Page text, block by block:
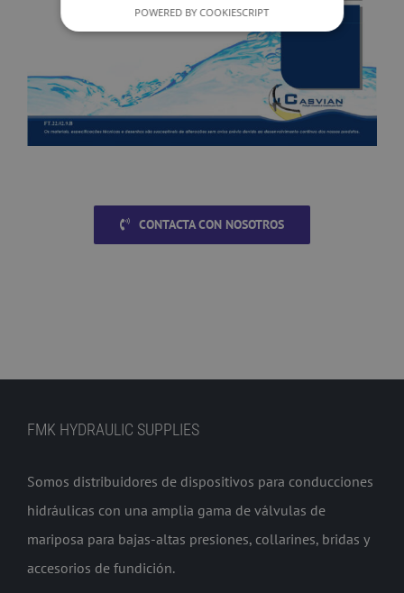
CONTACTA CON NOSOTROS
FMK HYDRAULIC SUPPLIES
Somos distribuidores de dispositivos para conducciones
hidráulicas con una amplia gama de válvulas de
mariposa para bajas-altas presiones, collarines, bridas y
accesorios de fundición.
POWERED BY COOKIESCRIPT